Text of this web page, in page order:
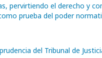
pervirtiendo el derecho y
prueba del poder
del Tribunal de